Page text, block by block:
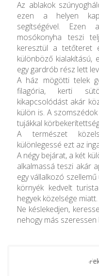
Az ablakok
ezen a helyen
segítségével.
mosókonyha teszi
keresztül a tetőteret
különböző kialakítású,
egy gardrób rész lett
A ház mögötti telek
filagória, kerti
kikapcsolódást akár
külön is. A
tujákkal
A természet
különlegessé ezt az
A négy bejárat, a két
alkalmassá teszi akár
egy vállalkozó
környék kedvelt
hegyek közelsége miatt.
Ne késlekedjen,
nehogy más szeressen